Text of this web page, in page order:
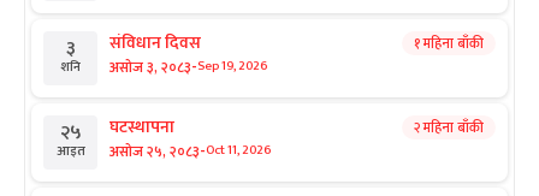
३
शनि
संविधान दिवस
असोज ३, २०८३-Sep 19, 2026
१ महिना बाँकी
२५
आइत
घटस्थापना
असोज २५, २०८३-Oct 11, 2026
२ महिना बाँकी